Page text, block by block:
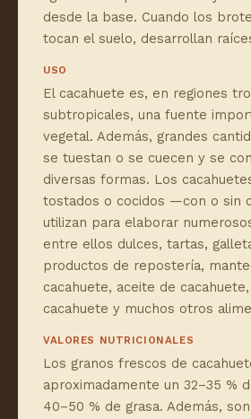
desde la base. Cuando los
tocan el suelo, desarrollan
USO
El cacahuete es, en regiones
subtropicales, una fuente
vegetal. Además, grandes
se tuestan o se cuecen y se
diversas formas. Los
tostados o cocidos —con o sin
utilizan para elaborar
entre ellos dulces, tartas,
productos de repostería,
cacahuete, aceite de
cacahuete y muchos otros
VALORES NUTRICIONALES
Los granos frescos de
aproximadamente un 32–35 %
40–50 % de grasa. Además,